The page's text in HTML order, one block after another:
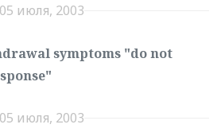
05 июля, 2003
symptoms "do not
05 июля, 2003